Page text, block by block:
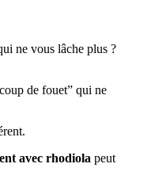
ne vous lâche plus ?
de fouet” qui ne
avec rhodiola peut